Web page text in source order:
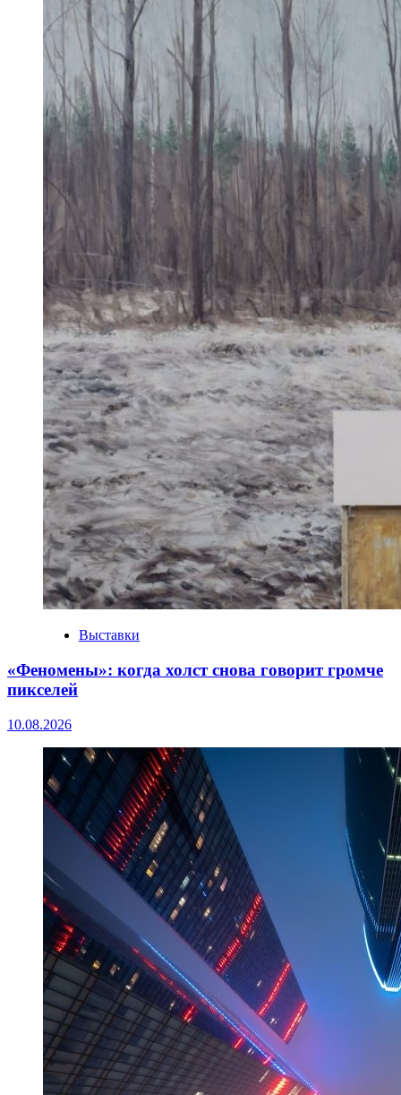
Выставки
«Феномены»: когда холст снова говорит громче
пикселей
10.08.2026